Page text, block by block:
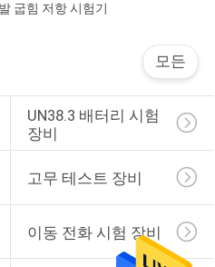
굽힘 저항 시험기
모든
UN38.3 배터리 시험
장비
고무 테스트 장비
이동 전화 시험 장비